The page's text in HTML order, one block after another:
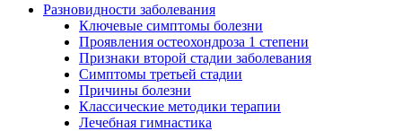
Разновидности заболевания
Ключевые симптомы болезни
Проявления остеохондроза 1 степени
Признаки второй стадии заболевания
Симптомы третьей стадии
Причины болезни
Классические методики терапии
Лечебная гимнастика